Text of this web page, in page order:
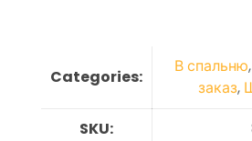
Categories:
В спальню,
заказ,
SKU: